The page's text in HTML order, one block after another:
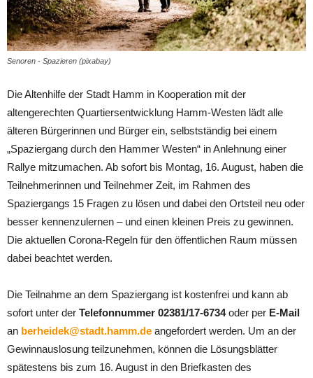
Senoren - Spazieren (pixabay)
Die Altenhilfe der Stadt Hamm in Kooperation mit der
altengerechten Quartiersentwicklung Hamm-Westen lädt alle
älteren Bürgerinnen und Bürger ein, selbstständig bei einem
„Spaziergang durch den Hammer Westen“ in Anlehnung einer
Rallye mitzumachen. Ab sofort bis Montag, 16. August, haben die
Teilnehmerinnen und Teilnehmer Zeit, im Rahmen des
Spaziergangs 15 Fragen zu lösen und dabei den Ortsteil neu oder
besser kennenzulernen – und einen kleinen Preis zu gewinnen.
Die aktuellen Corona-Regeln für den öffentlichen Raum müssen
dabei beachtet werden.
Die Teilnahme an dem Spaziergang ist kostenfrei und kann ab
sofort unter der Telefonnummer 02381/17-6734oder per E-Mail
an berheidek@stadt.hamm.de angefordert werden. Um an der
Gewinnauslosung teilzunehmen, können die Lösungsblätter
spätestens bis zum 16. August in den Briefkasten des